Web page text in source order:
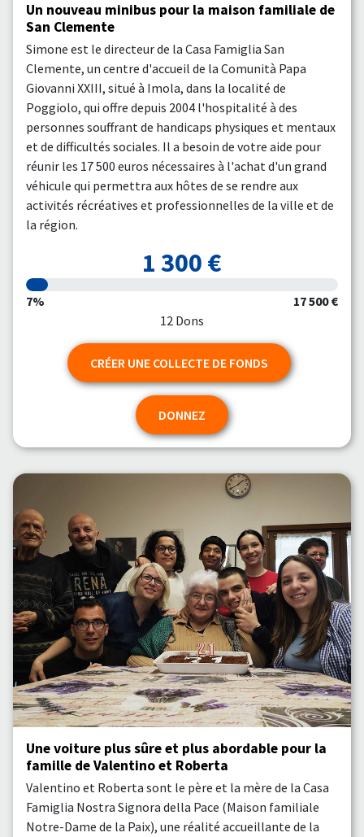
Un nouveau minibus pour la maison familiale de
San Clemente
Simone est le directeur de la Casa Famiglia San
Clemente, un centre d'accueil de la Comunità Papa
Giovanni XXIII, situé à Imola, dans la localité de
Poggiolo, qui offre depuis 2004 l'hospitalité à des
personnes souffrant de handicaps physiques et mentaux
et de difficultés sociales. Il a besoin de votre aide pour
réunir les 17 500 euros nécessaires à l'achat d'un grand
véhicule qui permettra aux hôtes de se rendre aux
activités récréatives et professionnelles de la ville et de
la région.
1 300 €
7%
17 500 €
12 Dons
CRÉER UNE COLLECTE DE FONDS
DONNEZ
Une voiture plus sûre et plus abordable pour la
famille de Valentino et Roberta
Valentino et Roberta sont le père et la mère de la Casa
Famiglia Nostra Signora della Pace (Maison familiale
Notre-Dame de la Paix), une réalité accueillante de la